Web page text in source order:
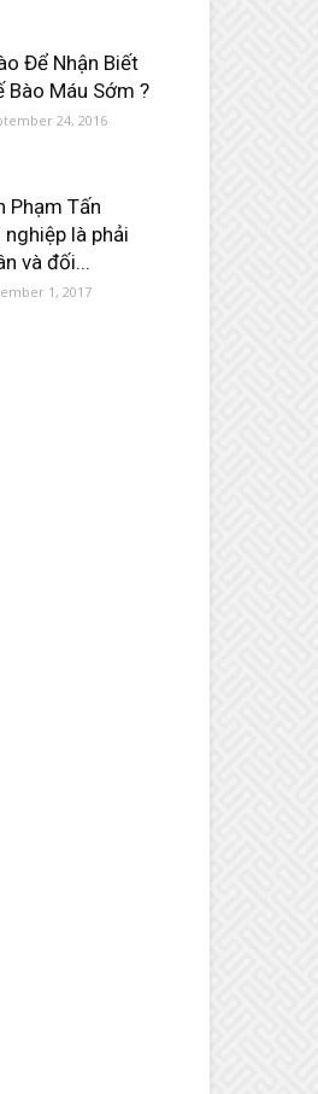
Để Nhận Biết
Bào Máu Sớm ?
24, 2016
Phạm Tấn
nghiệp là phải
và đối...
1, 2017